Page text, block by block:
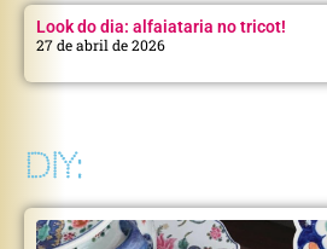
Look do dia: alfaiataria no tricot!
27 de abril de 2026
DIY: